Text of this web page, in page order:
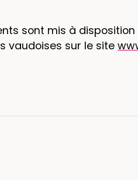
sont mis à
vaudoises sur le site